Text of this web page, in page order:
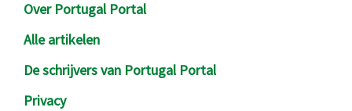
Over Portugal Portal
Alle artikelen
De schrijvers van Portugal Portal
Privacy